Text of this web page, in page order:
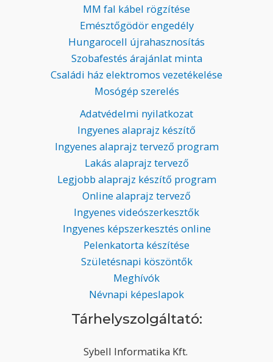
MM fal kábel rögzítése
Emésztőgödör engedély
Hungarocell újrahasznosítás
Szobafestés árajánlat minta
Családi ház elektromos vezetékelése
Mosógép szerelés
Adatvédelmi nyilatkozat
Ingyenes alaprajz készítő
Ingyenes alaprajz tervező program
Lakás alaprajz tervező
Legjobb alaprajz készítő program
Online alaprajz tervező
Ingyenes videószerkesztők
Ingyenes képszerkesztés online
Pelenkatorta készítése
Születésnapi köszöntők
Meghívók
Névnapi képeslapok
Tárhelyszolgáltató:
Sybell Informatika Kft.